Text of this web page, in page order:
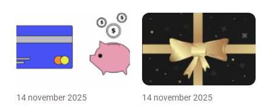
erfaren cargobukse-ekspe...
14 november 2025 14 november 2025